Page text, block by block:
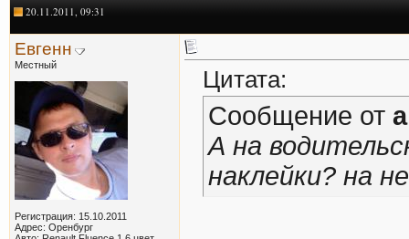
20.11.2011, 09:31
Евгенн
Местный
Регистрация: 15.10.2011
Адрес: Оренбург
Цитата:
Сообщение от
А на
наклейки? на